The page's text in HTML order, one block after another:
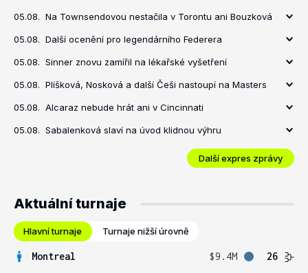
05.08. Na Townsendovou nestačila v Torontu ani Bouzková
05.08. Další ocenění pro legendárního Federera
05.08. Sinner znovu zamířil na lékařské vyšetření
05.08. Plíšková, Nosková a další Češi nastoupí na Masters
05.08. Alcaraz nebude hrát ani v Cincinnati
05.08. Sabalenková slaví na úvod klidnou výhru
Další expres zprávy
Aktuální turnaje
Hlavní turnaje Turnaje nižší úrovně
Montreal $9.4M
26